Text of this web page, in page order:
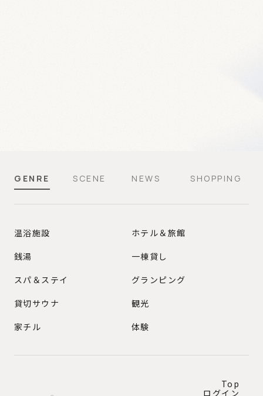
GENRE SCENE NEWS SHOPPING
GENRE
温浴施設
銭湯
スパ＆ステイ
貸切サウナ
家チル
ホテル＆旅館
一棟貸し
グランピング
観光
体験
Top
ログイン